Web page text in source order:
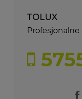
TOLUX